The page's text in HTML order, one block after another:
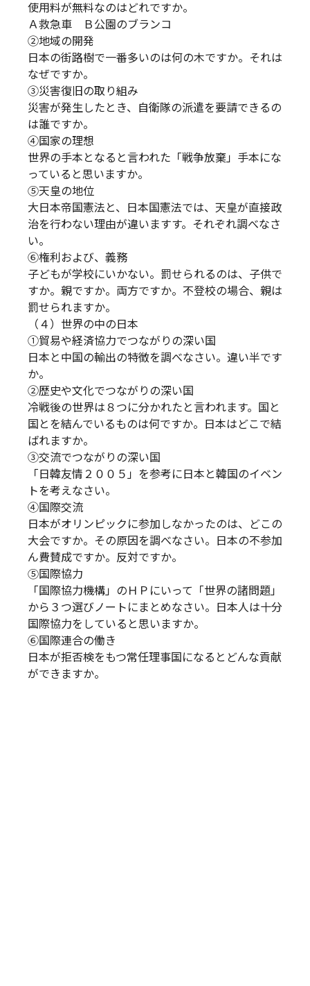
使用料が無料なのはどれですか。
Ａ救急車 Ｂ公園のブランコ
②地域の開発
日本の街路樹で一番多いのは何の木ですか。それは
なぜですか。
③災害復旧の取り組み
災害が発生したとき、自衛隊の派遣を要請できるの
は誰ですか。
④国家の理想
世界の手本となると言われた「戦争放棄」手本にな
っていると思いますか。
⑤天皇の地位
大日本帝国憲法と、日本国憲法では、天皇が直接政
治を行わない理由が違いますす。それぞれ調べなさ
い。
⑥権利および、義務
子どもが学校にいかない。罰せられるのは、子供で
すか。親ですか。両方ですか。不登校の場合、親は
罰せられますか。
（４）世界の中の日本
①貿易や経済協力でつながりの深い国
日本と中国の輸出の特徴を調べなさい。違い半です
か。
②歴史や文化でつながりの深い国
冷戦後の世界は８つに分かれたと言われます。国と
国とを結んでいるものは何ですか。日本はどこで結
ばれますか。
③交流でつながりの深い国
「日韓友情２００５」を参考に日本と韓国のイベン
トを考えなさい。
④国際交流
日本がオリンピックに参加しなかったのは、どこの
大会ですか。その原因を調べなさい。日本の不参加
ん費賛成ですか。反対ですか。
⑤国際協力
「国際協力機構」のＨＰにいって「世界の諸問題」
から３つ選びノートにまとめなさい。日本人は十分
国際協力をしていると思いますか。
⑥国際連合の働き
日本が拒否検をもつ常任理事国になるとどんな貢献
ができますか。